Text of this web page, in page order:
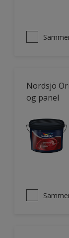
Nordsjö
og panel